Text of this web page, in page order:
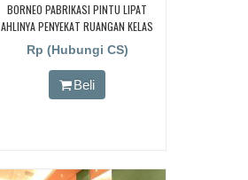
BORNEO PABRIKASI PINTU LIPAT
AHLINYA PENYEKAT RUANGAN KELAS
Rp (Hubungi CS)
Beli